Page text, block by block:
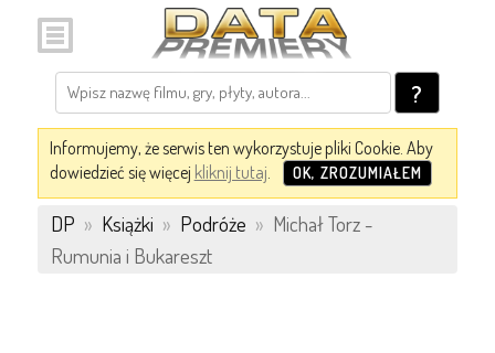
?
Informujemy, że serwis ten wykorzystuje pliki Cookie. Aby
dowiedzieć się więcej kliknij tutaj. OK, ZROZUMIAŁEM
DP » Książki » Podróże » Michał Torz -
Rumunia i Bukareszt